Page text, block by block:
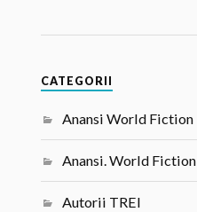
CATEGORII
Anansi World Fiction
Anansi. World Fiction
Autorii TREI